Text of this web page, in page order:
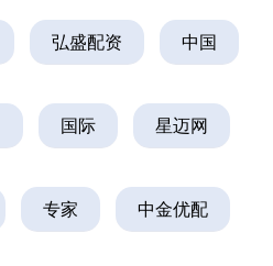
弘盛配资 中国
国际 星迈网
专家 中金优配